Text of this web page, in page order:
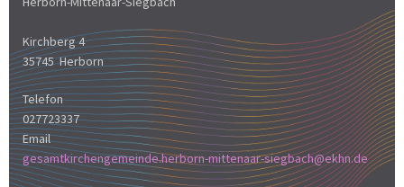
Kirchberg 4
35745 Herborn
Telefon
027723337
Email
gesamtkirchengemeinde.herborn-mittenaar-siegbach@ekhn.de